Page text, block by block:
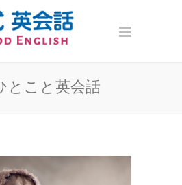
とこと英会話